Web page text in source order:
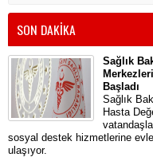
SON DAKİKA
Sağlık
Başladı
Sağlık
Hasta
sosyal destek hizmetlerine
ulaşıyor.